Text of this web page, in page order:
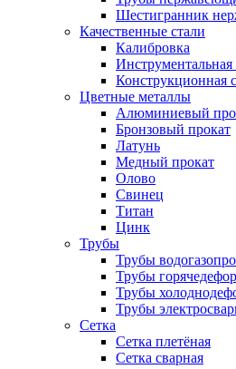
Шестигранник
Качественные стали
Калибровка
Инструментальная
Конструкционная
Цветные металлы
Алюминиевый
Бронзовый прокат
Латунь
Медный прокат
Олово
Свинец
Титан
Цинк
Трубы
Трубы
Трубы
Трубы
Трубы
Сетка
Сетка плетёная
Сетка сварная